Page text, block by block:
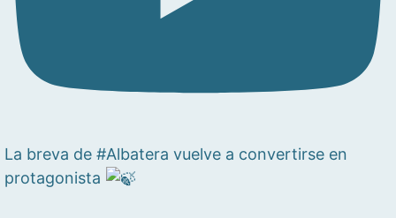
La breva de #Albatera vuelve a convertirse en
protagonista